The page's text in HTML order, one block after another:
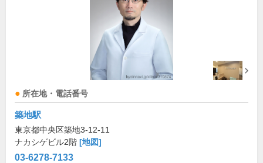
所在地・電話番号
築地駅
東京都中央区築地3-12-11
ナカシゲビル2階 [地図]
03-6278-7133